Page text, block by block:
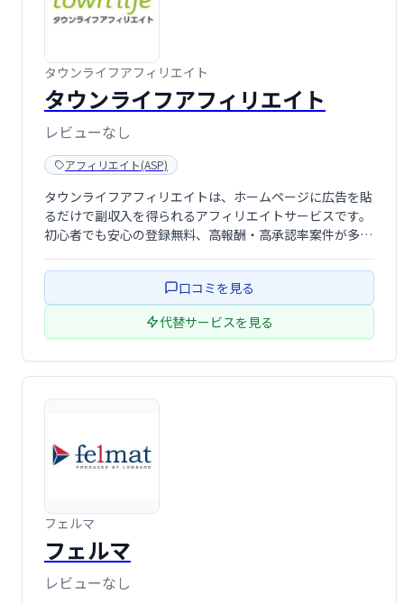
タウンライフアフィリエイト
タウンライフアフィリエイト
レビューなし
アフィリエイト(ASP)
タウンライフアフィリエイトは、ホームページに広告を貼
るだけで副収入を得られるアフィリエイトサービスです。
初心者でも安心の登録無料、高報酬・高承認率案件が多数
アップ！手軽に副収入を得たい方におすすめです。
口コミを見る
代替サービスを見る
フェルマ
フェルマ
レビューなし